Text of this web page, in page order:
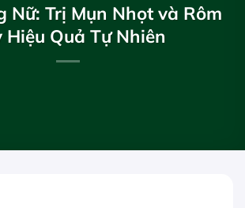
Nữ: Trị Mụn Nhọt và Rôm
Hiệu Quả Tự Nhiên